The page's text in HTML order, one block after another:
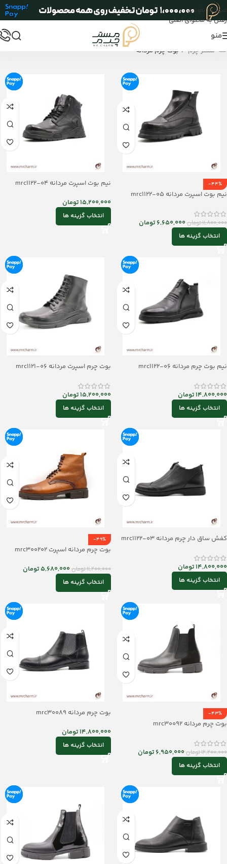
عبور به ناوبری
رفتن به محتوای اصلی
منو
مستر چرم / بوت چرم مردانه
-44%
نیم بوت اسپرت مردانه mrc1122-05
11,800,000تومان6,650,000 تومان
انتخاب گزینه ها
نیم بوت اسپرت مردانه mrc1122-04
15,200,000تومان
انتخاب گزینه ها
نیم بوت چرم مردانه mrc۱۱۲۲-۰۶
14,800,000تومان
انتخاب گزینه ها
بوت چرم اسپرت مردانه mrc1121-06
15,200,000تومان
انتخاب گزینه ها
کفش ساق دار چرم مردانه mrc1122-03
14,800,000تومان
انتخاب گزینه ها
-49%
بوت چرم مردانه اسپرت mrc300202
11,200,000تومان5,680,000تومان
انتخاب گزینه ها
-43%
بوت چرم مردانه mrc30092
12,200,000تومان6,950,000 تومان
انتخاب گزینه ها
بوت چرم مردانه mrc30089
14,800,000تومان
انتخاب گزینه ها